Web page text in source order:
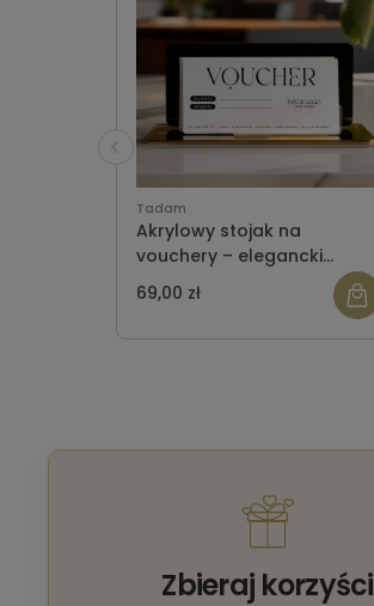
Tadam
Akrylowy stojak na
vouchery – elegancki
ekspozytor do salonu,
gabinetu i recepcji
69,00 zł
Zbieraj korzyści